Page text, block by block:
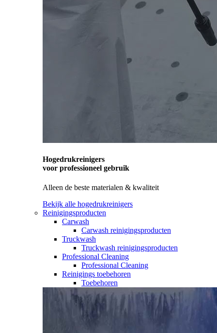
Hogedrukreinigers
voor professioneel gebruik
Alleen de beste materialen & kwaliteit
Bekijk alle hogedrukreinigers
Reinigingsproducten
Carwash
Carwash reinigingsproducten
Truckwash
Truckwash reinigingsproducten
Professional Cleaning
Professional Cleaning
Reinigings toebehoren
Toebehoren